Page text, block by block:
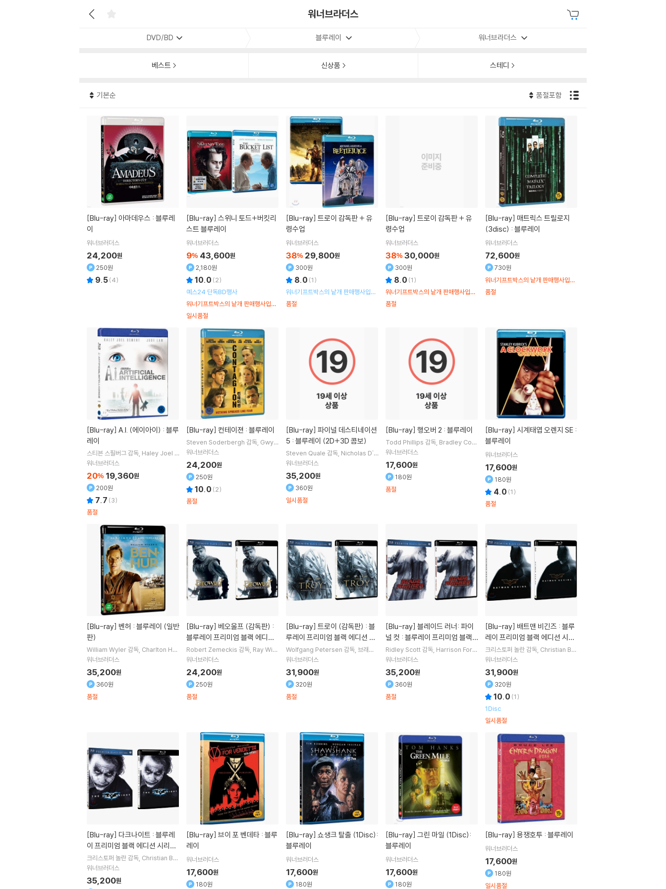
워너브라더스
DVD/BD 블루레이 워너브라더스
베스트 신상품 스테디
기본순 품절포함
[Blu-ray]
이
워너브러더스
24,200원
250원
9.5(4)
[Blu-ray]
스트 블루레이
워너브러더스
워너기프트박스의 낱개 판매행사입니
다.
9% 43,600원
2,180원
10.0 (2)
예스24 단독BD행사
일시품절
[Blu-ray]
령수업
워너브러더스
38% 29,800원
300원
8.0 (1)
워너기프트박스의 낱개 판매행사입니
다.
품절
[Blu-ray]
령수업
워너브러더스
워너기프트박스의 낱개 판매행사입니
다.
38% 30,000원
300원
8.0 (1)
품절
[Blu-ray]
(3disc) : 블루레이
워너브러더스
워너기프트박스의 낱개 판매행사입니
다.매트릭스아웃케이스는 있는 제품입
72,600원
730원
품절
[Blu-ray]
레이
스티븐 스필버그감독 Haley Joel O
sment Jude Law
워너브러더스
20% 19,360원
200원
7.7 (3)
품절
[Blu-ray] 컨테이젼 : 블루레이
Steven Soderbergh 감독 Gwyn
eth Paltrow
워너브러더스
24,200원
250원
10.0 (2)
품절
[Blu-ray]
5 : 블루레이 (2D+3D 콤보)
Steven Quale 감독 Nicholas D'A
gosto Emma Bell (배우)
워너브러더스
35,200원
360원
일시품절
[Blu-ray] 행오버 2 : 블루레이
Todd Phillips 감독 Bradley Coo
per Ed Helms
워너브러더스
17,600원
180원
품절
[Blu-ray]
블루레이
워너브러더스
17,600원
180원
4.0 (1)
품절
[Blu-ray]
판)
William Wyler감독 Charlton He
ston주연
워너브러더스
35,200원
360원
품절
[Blu-ray]
블루레이 프리미엄 블랙 에디션
시리즈(한정판)
Robert Zemeckis 감독 Ray Win
stone Angelina Jolie
워너브러더스
24,200원
250원
품절
[Blu-ray]
루레이 프리미엄 블랙 에디션 시
리즈(한정판)
Wolfgang Petersen 감독 브래드
피트주연 Orlando Bloom
워너브러더스
31,900원
320원
품절
[Blu-ray]
널 컷 : 블루레이 프리미엄 블랙
에디션 시리즈(한정판)
Ridley Scott감독 Harrison Ford
Rutger Hauer
워너브러더스
35,200원
360원
품절
[Blu-ray]
레이 프리미엄 블랙 에디션 시리
즈(한정판)
크리스토퍼 놀란감독 Christian Bal
e Michael Caine
워너브러더스
31,900원
320원
10.0 (1)
1Disc
일시품절
[Blu-ray]
이 프리미엄 블랙 에디션 시리즈
(한정판)
크리스토퍼 놀란감독 Christian Bal
e Heath Ledger
워너브러더스
35,200원
[Blu-ray]
레이
워너브러더스
17,600원
180원
[Blu-ray]
블루레이
워너브러더스
17,600원
180원
[Blu-ray]
블루레이
워너브러더스
17,600원
180원
[Blu-ray] 용쟁호투 : 블루레이
워너브러더스
17,600원
180원
일시품절